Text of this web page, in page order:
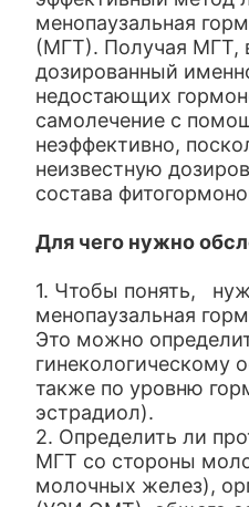
менопаузальная
(МГТ). Получая МГТ,
дозированный
недостающих
самолечение с
неэффективно,
неизвестную
состава
Для чего нужно
1. Чтобы понять,
менопаузальная
Это можно
гинекологическому
также по уровню
эстрадиол).
2. Определить ли
МГТ со стороны
молочных желез),